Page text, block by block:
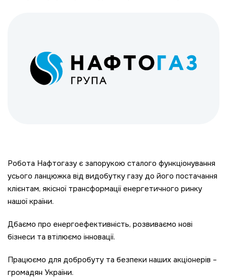
Робота Нафтогазу є запорукою сталого функціонування
усього ланцюжка від видобутку газу до його постачання
клієнтам, якісної трансформації енергетичного ринку
нашої країни.
Дбаємо про енергоефективність, розвиваємо нові
бізнеси та втілюємо інновації.
Працюємо для добробуту та безпеки наших акціонерів –
громадян України.